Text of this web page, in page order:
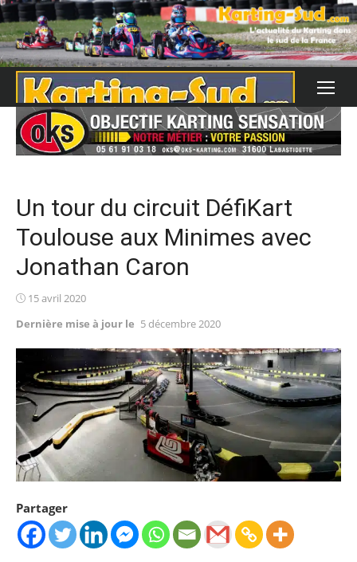
Skip
to
content
Un tour du circuit DéfiKart
Toulouse aux Minimes avec
Jonathan Caron
Posted
15 avril 2020
Dernière mise à jour le 5 décembre 2020
Partager